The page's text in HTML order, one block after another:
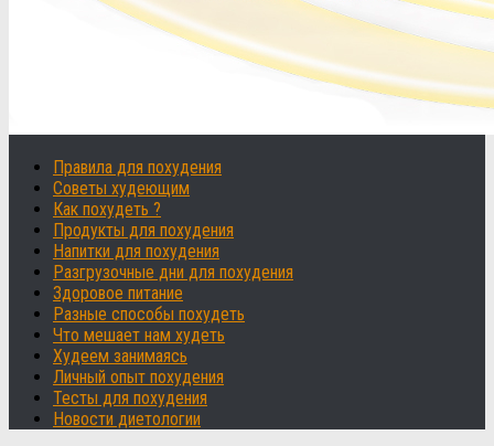
Правила для похудения
Советы худеющим
Как похудеть ?
Продукты для похудения
Напитки для похудения
Разгрузочные дни для похудения
Здоровое питание
Разные способы похудеть
Что мешает нам худеть
Худеем занимаясь
Личный опыт похудения
Тесты для похудения
Новости диетологии